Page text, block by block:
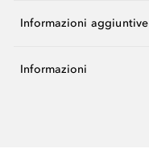
Informazioni aggiuntive
Informazioni